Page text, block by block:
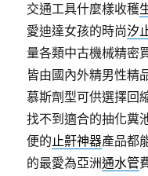
交通工具什麼樣收穫
愛迪達女孩的時尚汐
量各類中古機械精密
皆由國內外精男性精
慕斯劑型可供選擇回
找不到適合的抽化糞
便的止鼾神器產品都
的最愛為亞洲通水管